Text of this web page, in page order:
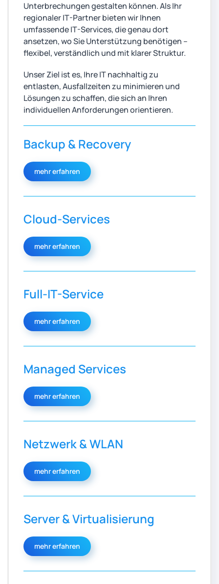
Unterbrechungen gestalten können. Als Ihr
regionaler IT-Partner bieten wir Ihnen
umfassende IT-Services, die genau dort
ansetzen, wo Sie Unterstützung benötigen –
flexibel, verständlich und mit klarer Struktur.
Unser Ziel ist es, Ihre IT nachhaltig zu
entlasten, Ausfallzeiten zu minimieren und
Lösungen zu schaffen, die sich an Ihren
individuellen Anforderungen orientieren.
Backup & Recovery
mehr erfahren
Cloud-Services
mehr erfahren
Full-IT-Service
mehr erfahren
Managed Services
mehr erfahren
Netzwerk & WLAN
mehr erfahren
Server & Virtualisierung
mehr erfahren